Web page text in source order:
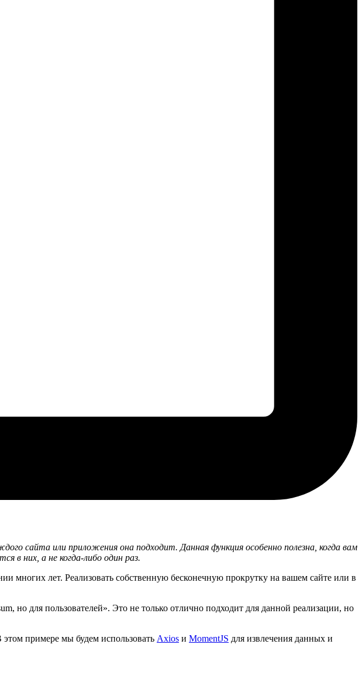
сайта или приложения она подходит. Данная функция особенно полезна, когда вам
в них, а не когда-либо один раз.
многих лет. Реализовать собственную бесконечную прокрутку на вашем сайте или в
но для пользователей». Это не только отлично подходит для данной реализации, но
примере мы будем использовать Axios и MomentJS для извлечения данных и